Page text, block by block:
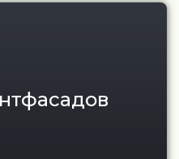
Монтаж навесного